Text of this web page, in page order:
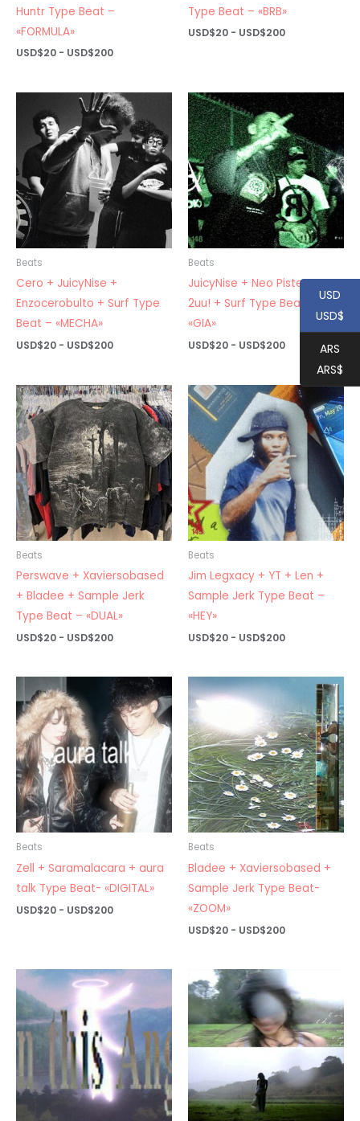
Huntr Type Beat –
«FORMULA»
USD$20 - USD$200Rango
desde
USD$20
hasta
USD$200
Type Beat – «BRB»
USD$20 - USD$200Rango
hasta
USD$200
Beats
Cero + JuicyNise +
Enzocerobulto + Surf Type
Beat – «MECHA»
USD$20 - USD$200Rango
desde
USD$20
hasta
USD$200
Beats
JuicyNise + Neo Pistea +
2uu! + Surf Type Beat –
«GIA»
USD$20 - USD$200Rango
precios:
desde
USD$20
hasta
USD$200
Beats
Perswave + Xaviersobased
+ Bladee + Sample Jerk
Type Beat – «DUAL»
USD$20 - USD$200Rango
desde
USD$20
hasta
USD$200
Beats
Jim Legxacy + YT + Len +
Sample Jerk Type Beat –
«HEY»
USD$20 - USD$200Rango
desde
USD$20
USD$200
Beats
Zell + Saramalacara + aura
talk Type Beat- «DIGITAL»
USD$20 - USD$200Rango
hasta
USD$200
Beats
Bladee + Xaviersobased +
Sample Jerk Type Beat-
«ZOOM»
USD$20 - USD$200Rango
desde
USD$20
hasta
USD$200
USD
USD$
ARS
ARS$